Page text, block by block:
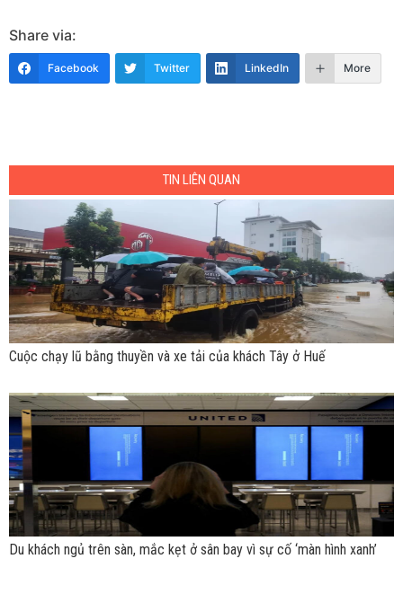
Share via:
Facebook Twitter LinkedIn More
TIN LIÊN QUAN
Cuộc chạy lũ bằng thuyền và xe tải của khách Tây ở Huế
Du khách ngủ trên sàn, mắc kẹt ở sân bay vì sự cố ‘màn hình xanh’